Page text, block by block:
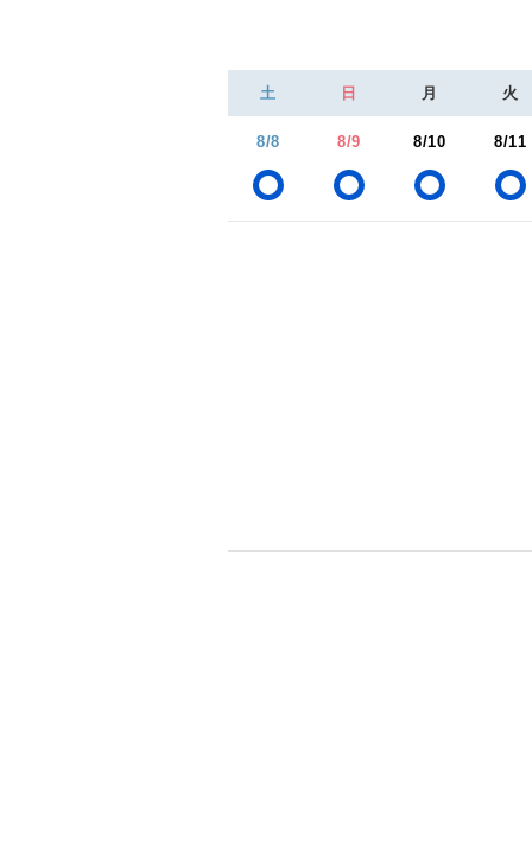
土 日 月 火
8/8 8/9 8/10 8/11